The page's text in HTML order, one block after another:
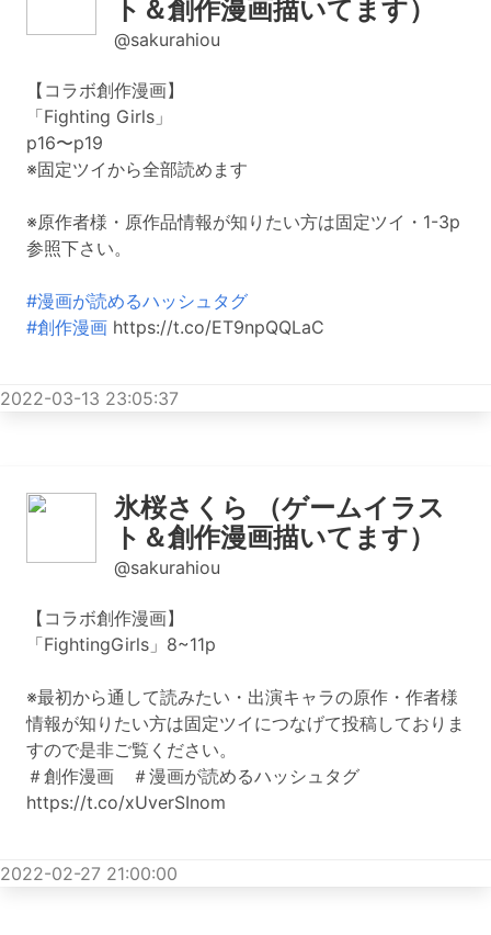
ト＆創作漫画描いてます）
@sakurahiou
【コラボ創作漫画】
「Fighting Girls」
p16〜p19
※固定ツイから全部読めます
※原作者様・原作品情報が知りたい方は固定ツイ・1-3p
参照下さい。
#漫画が読めるハッシュタグ
#創作漫画 https://t.co/ET9npQQLaC
2022-03-13 23:05:37
氷桜さくら （ゲームイラス
ト＆創作漫画描いてます）
@sakurahiou
【コラボ創作漫画】
「FightingGirls」8~11p
※最初から通して読みたい・出演キャラの原作・作者様
情報が知りたい方は固定ツイにつなげて投稿しておりま
すので是非ご覧ください。
＃創作漫画 ＃漫画が読めるハッシュタグ
https://t.co/xUverSInom
2022-02-27 21:00:00